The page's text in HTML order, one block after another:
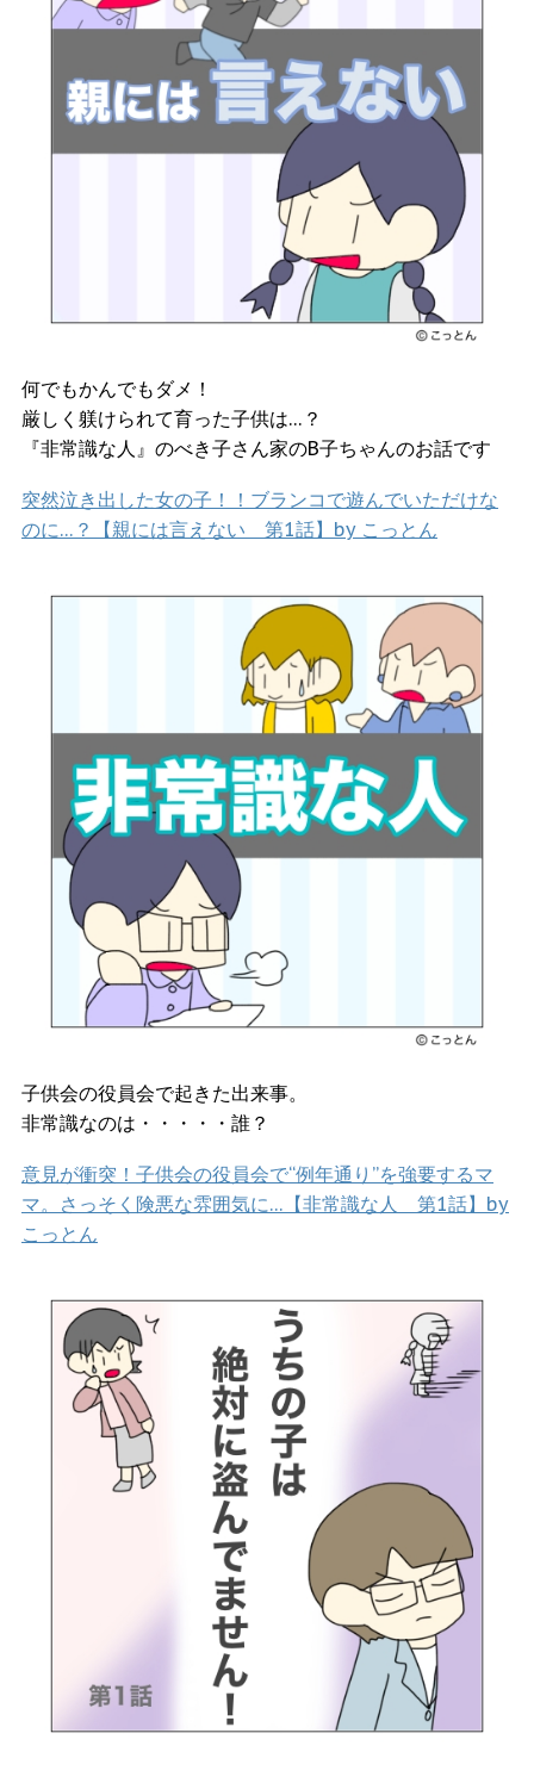
何でもかんでもダメ！
厳しく躾けられて育った子供は…？
『非常識な人』のべき子さん家のB子ちゃんのお話です
突然泣き出した女の子！！ブランコで遊んでいただけな
のに…？【親には言えない 第1話】by こっとん
子供会の役員会で起きた出来事。
非常識なのは・・・・・誰？
意見が衝突！子供会の役員会で“例年通り”を強要するマ
マ。さっそく険悪な雰囲気に…【非常識な人 第1話】by
こっとん